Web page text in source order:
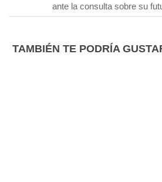
ante la consulta sobre su
TAMBIÉN TE PODRÍA